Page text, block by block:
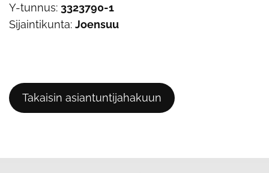
Y-tunnus: 3323790-1
Sijaintikunta: Joensuu
Takaisin asiantuntijahakuun